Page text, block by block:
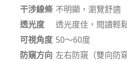
干涉線條 不明顯，瀏覽舒適
透光度
透光度佳，閱讀輕
可視角度 50～60度
防窺方向 左右防窺（雙向防窺